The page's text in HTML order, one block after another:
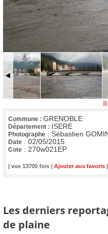
Commune : GRENOBLE
Département : ISERE
Photographe : Sébastien
Date : 02/05/2015
Cote : 270w021EP
| vue 13700 fois | Ajouter aux favoris
Les derniers
de plaine